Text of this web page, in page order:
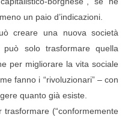
un paio d’indicazioni.
creare una nuova società
solo trasformare quella
per migliorare la vita sociale
fanno i “rivoluzionari” – con
quanto già esiste.
(“conformemente